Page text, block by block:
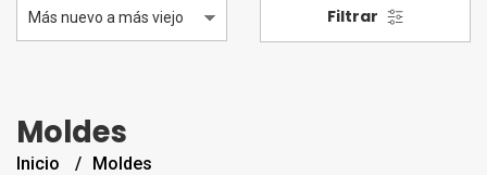
Filtrar
Moldes
Inicio Moldes